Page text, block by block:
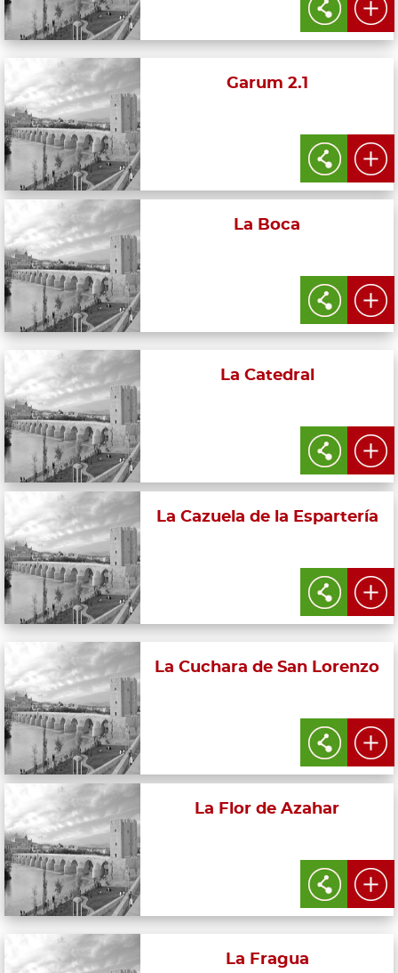
Garum 2.1
La Boca
La Catedral
La Cazuela de la Espartería
La Cuchara de San Lorenzo
La Flor de Azahar
La Fragua